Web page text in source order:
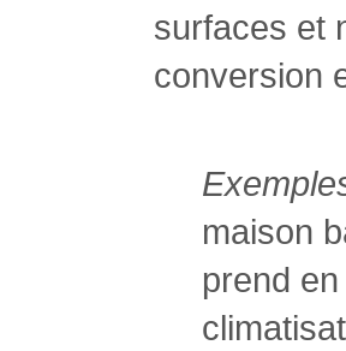
surfaces et
conversion
maison
prend